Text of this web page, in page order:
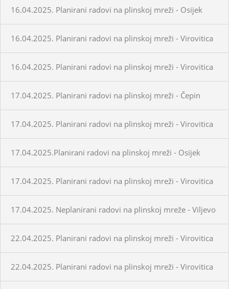
16.04.2025. Planirani radovi na plinskoj mreži - Osijek
16.04.2025. Planirani radovi na plinskoj mreži - Virovitica
16.04.2025. Planirani radovi na plinskoj mreži - Virovitica
17.04.2025. Planirani radovi na plinskoj mreži - Čepin
17.04.2025. Planirani radovi na plinskoj mreži - Virovitica
17.04.2025.Planirani radovi na plinskoj mreži - Osijek
17.04.2025. Planirani radovi na plinskoj mreži - Virovitica
17.04.2025. Neplanirani radovi na plinskoj mreže - Viljevo
22.04.2025. Planirani radovi na plinskoj mreži - Virovitica
22.04.2025. Planirani radovi na plinskoj mreži - Virovitica